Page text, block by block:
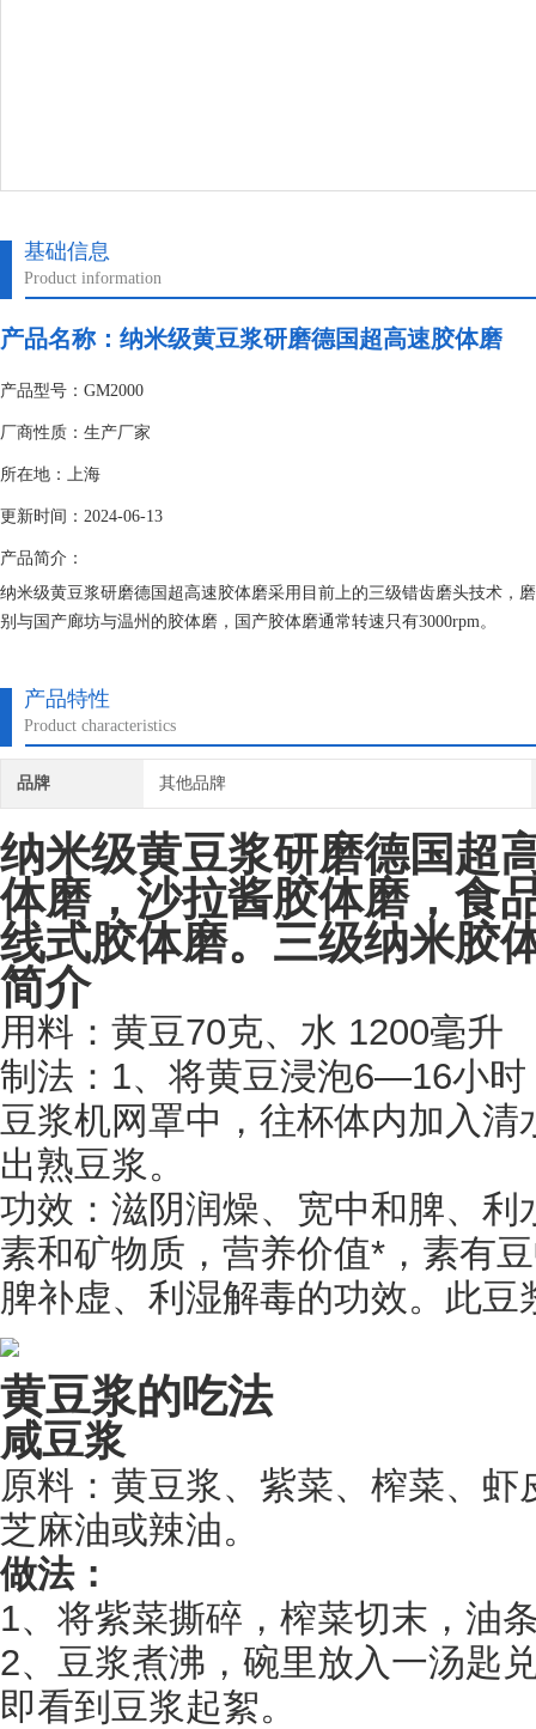
基础信息
Product information
产品名称：纳米级黄豆浆研磨德国超高速胶体磨
产品型号：GM2000
厂商性质：生产厂家
所在地：上海
更新时间：2024-06-13
产品简介：
纳米级黄豆浆研磨德国超高速胶体磨采用目前上的三级错齿磨头技术，
别与国产廊坊与温州的胶体磨，国产胶体磨通常转速只有3000rpm。
产品特性
Product characteristics
品牌 其他品牌
纳米级黄豆浆研磨德国超
体磨，沙拉酱胶体磨，食
线式胶体磨。三级纳米胶
简介
用料：黄豆70克、水 1200毫升
制法： 1、将黄豆浸泡6—16小时
豆浆机网罩中，往杯体内加入
出熟豆浆。
功效：滋阴润燥、宽中和脾、
素和矿物质，营养价值*，素有
脾补虚、利湿解毒的功效。此豆
黄豆浆的吃法
咸豆浆
原料： 黄豆浆、紫菜、榨菜、虾
芝麻油或辣油。
做法：
1、将紫菜撕碎，榨菜切末，油
2、豆浆煮沸，碗里放入一汤匙
即看到豆浆起絮。